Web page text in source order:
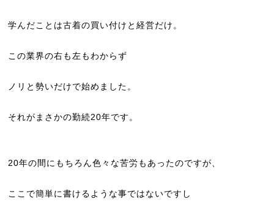
学んだことは古着の買い付けと経営だけ。
この業界の右も左もわからず
ノリと勢いだけで始めました。
それがまさかの勤続20年です。
20年の間にもちろん色々な苦労もあったのですが、
ここで簡単に書けるような事ではないですし